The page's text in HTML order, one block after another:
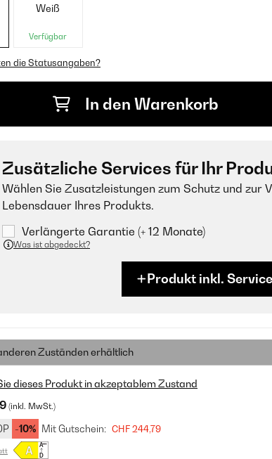
Weiß
Verfügbar
die Statusangaben?
In den Warenkorb
Zusätzliche Services für Ihr
Wählen Sie Zusatzleistungen zum Schutz und zur
Lebensdauer Ihres Produkts.
Verlängerte Garantie (+ 12 Monate)
Was ist abgedeckt?
Produkt inkl.
Zuständen erhältlich
dieses Produkt in akzeptablem Zustand
(inkl. MwSt.)
-10% Mit Gutschein: CHF 244,79